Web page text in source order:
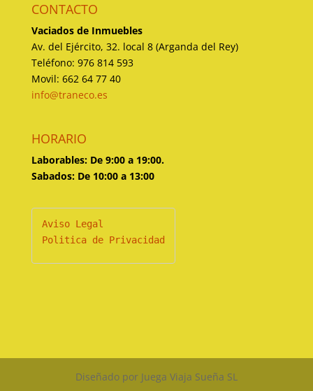
CONTACTO
Vaciados de Inmuebles
Av. del Ejército, 32. local 8 (Arganda del Rey)
Teléfono: 976 814 593
Movil: 662 64 77 40
info@traneco.es
HORARIO
Laborables: De 9:00 a 19:00.
Sabados: De 10:00 a 13:00
Politica de Privacidad
Diseñado por Juega Viaja Sueña SL